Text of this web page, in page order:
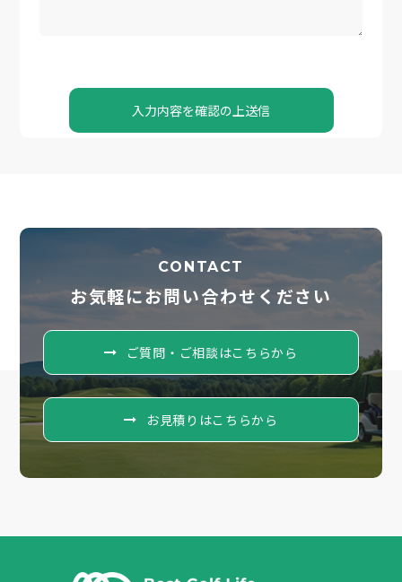
CONTACT
お気軽にお問い合わせください
ご質問・ご相談はこちらから
お見積りはこちらから